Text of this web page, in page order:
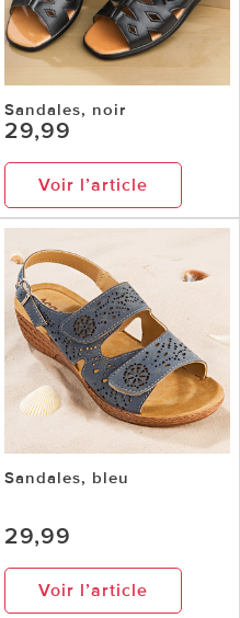
Sandales, noir
29,99
Voir l’article
Sandales, bleu
29,99
Voir l’article